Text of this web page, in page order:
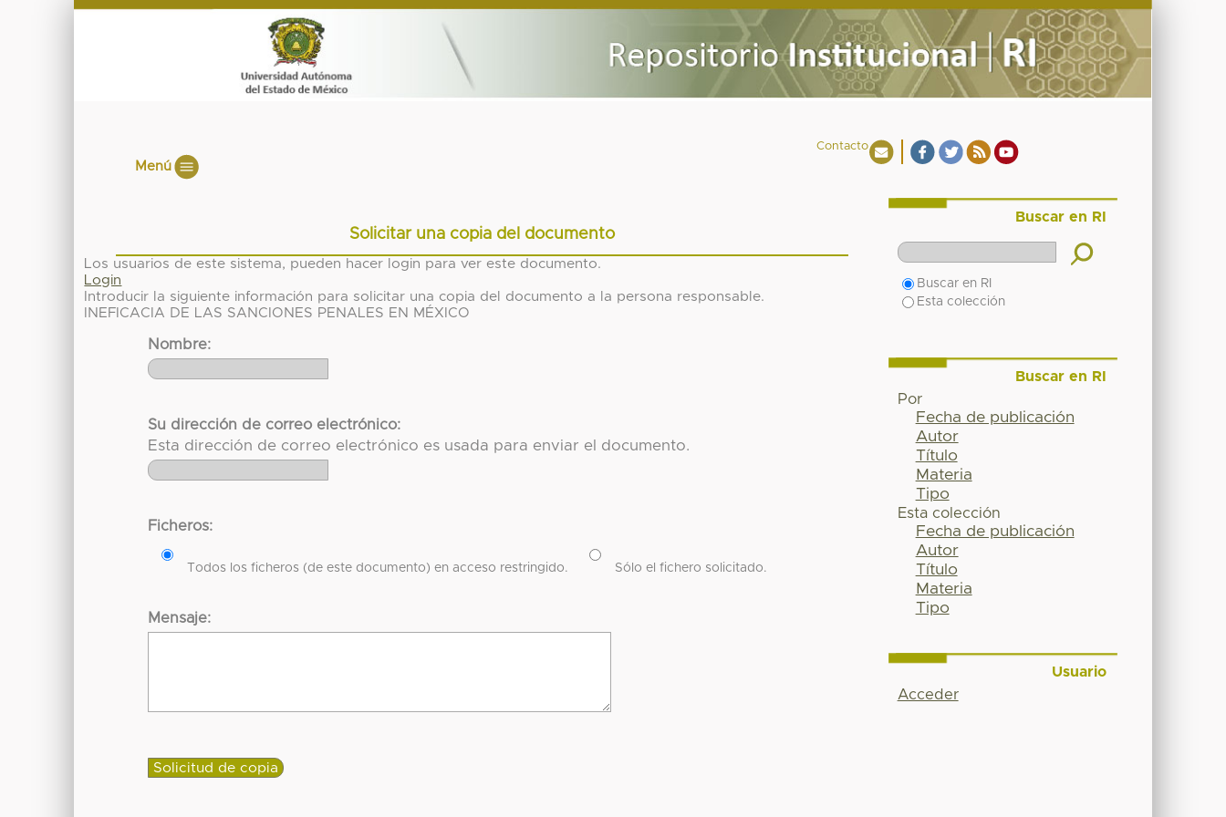
Contacto
Menú
Solicitar una copia del documento
Los usuarios de este sistema, pueden hacer login para ver este documento.
Login
Introducir la siguiente información para solicitar una copia del documento a la persona responsable.
INEFICACIA DE LAS SANCIONES PENALES EN MÉXICO
Nombre:
Su dirección de correo electrónico:
Esta dirección de correo electrónico es usada para enviar el documento.
Ficheros:
Todos los ficheros (de este documento) en acceso restringido. Sólo el fichero solicitado.
Mensaje:
Buscar en RI
Buscar en RI
Esta colección
Buscar en RI
Por
Fecha de publicación
Autor
Título
Materia
Tipo
Esta colección
Fecha de publicación
Autor
Título
Materia
Tipo
Usuario
Acceder